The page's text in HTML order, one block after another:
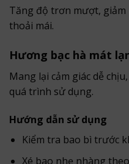
Tăng độ trơn mượt, giảm
thoải mái.
Hương bạc hà mát
Mang lại cảm giác dễ
quá trình sử dụng.
Hướng dẫn sử dụng
Kiểm tra bao bì trước
Xé bao nhẹ nhàng